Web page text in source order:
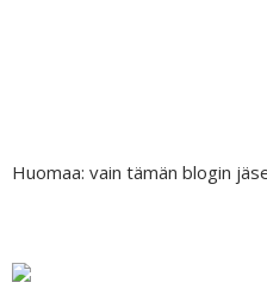
Huomaa: vain tämän blogin